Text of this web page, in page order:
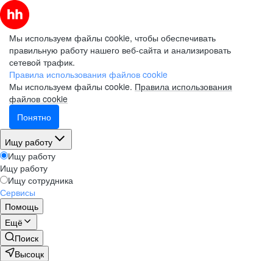
Мы используем файлы cookie, чтобы обеспечивать
правильную работу нашего веб-сайта и анализировать
сетевой трафик.
Правила использования файлов cookie
Мы используем файлы cookie. Правила использования
файлов cookie
Понятно
Ищу работу
Ищу работу
Ищу работу
Ищу сотрудника
Сервисы
Помощь
Ещё
Поиск
Высоцк